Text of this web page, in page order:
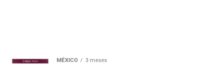
MÉXICO 3 meses